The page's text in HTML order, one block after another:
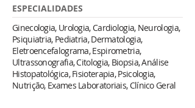
ESPECIALIDADES
Ginecologia, Urologia, Cardiologia, Neurologia,
Psiquiatria, Pediatria, Dermatologia,
Eletroencefalograma, Espirometria,
Ultrassonografia, Citologia, Biopsia, Análise
Histopatológica, Fisioterapia, Psicologia,
Nutrição, Exames Laboratoriais, Clínico Geral